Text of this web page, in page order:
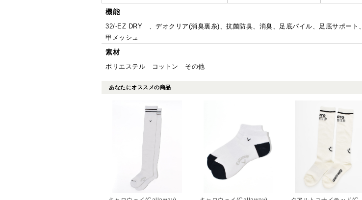
機能
32/-EZ DRY 、デオクリア(消臭裏糸)、抗菌防臭、消臭、足底パイル、足底サポート、
甲メッシュ
素材
ポリエステル コットン その他
あなたにオススメの商品